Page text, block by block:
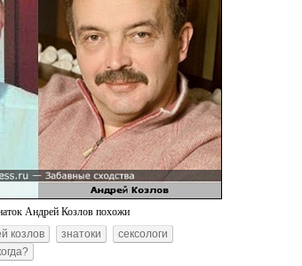
Андрей Козлов похожи
козлов знатоки
сексологи